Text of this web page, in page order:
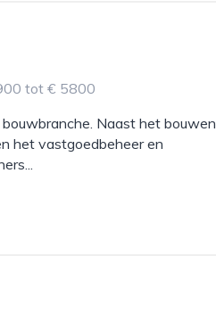
tot € 5800
Naast het bouwen
het vastgoedbeheer en